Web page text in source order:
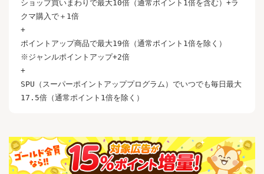
ショップ買いまわりで最大10倍（通常ポイント1倍を含む）+ラ
クマ購入で＋1倍
+
ポイントアップ商品で最大19倍（通常ポイント1倍を除く）
※ジャンルポイントアップ+2倍
+
SPU（スーパーポイントアッププログラム）でいつでも毎日最大
17.5倍（通常ポイント1倍を除く）